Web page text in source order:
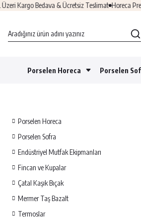
Bedava & Ücretsiz Teslimat Horeca
Porselen Horeca Porselen
Porselen Horeca
Porselen Sofra
Endüstriyel Mutfak Ekipmanları
Fincan ve Kupalar
Çatal Kaşık Bıçak
Mermer Taş Bazalt
Termoslar